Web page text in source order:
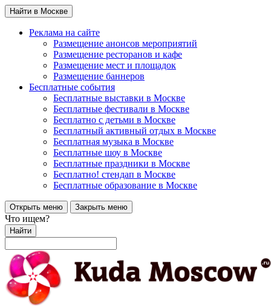
Найти в Москве
Реклама на сайте
Размещение анонсов мероприятий
Размещение ресторанов и кафе
Размещение мест и площадок
Размещение баннеров
Бесплатные события
Бесплатные выставки в Москве
Бесплатные фестивали в Москве
Бесплатно с детьми в Москве
Бесплатный активный отдых в Москве
Бесплатная музыка в Москве
Бесплатные шоу в Москве
Бесплатные праздники в Москве
Бесплатно! стендап в Москве
Бесплатные образование в Москве
Открыть меню Закрыть меню
Что ищем?
Найти